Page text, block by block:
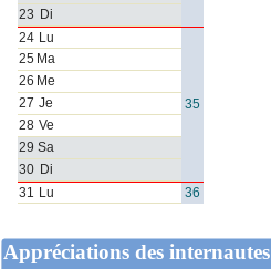
Appréciations des internautes